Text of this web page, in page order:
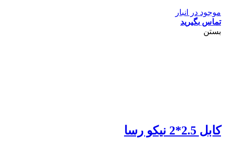
موجود در انبار
تماس بگیرید
بستن
کابل 2.5*2 نیکو رسا